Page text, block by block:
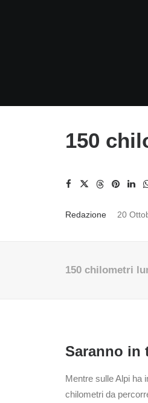
150
Redazione 20
150 chilometri
Saranno in
Mentre sulle Alpi ha
chilometri da